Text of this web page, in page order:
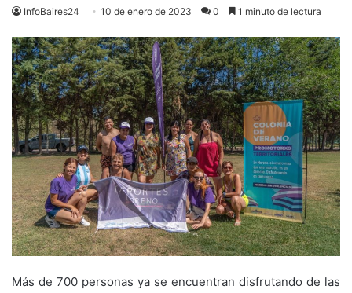
InfoBaires24 10 de enero de 2023 0 1 minuto de lectura
Más de 700 personas ya se encuentran disfrutando de las